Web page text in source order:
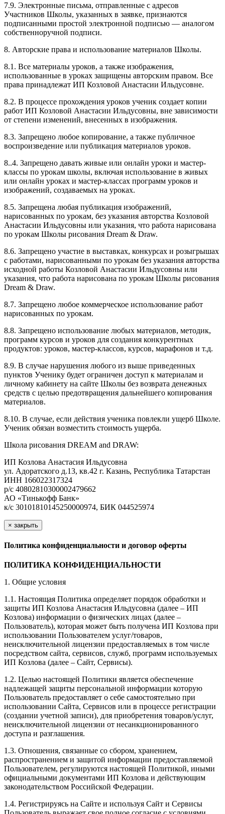
7.9. Электронные письма, отправленные с адресов
Участников Школы, указанных в заявке, признаются
подписанными простой электронной подписью — аналогом
собственноручной подписи.
8. Авторские права и использование материалов Школы.
8.1. Все материалы уроков, а также изображения,
использованные в уроках защищены авторским правом. Все
права принадлежат ИП Козловой Анастасии Ильдусовне.
8.2. В процессе прохождения уроков ученик создает копии
работ ИП Козловой Анастасии Ильдусовны, вне зависимости
от степени изменений, внесенных в изображения.
8.3. Запрещено любое копирование, а также публичное
воспроизведение или публикация материалов уроков.
8..4. Запрещено давать живые или онлайн уроки и мастер-
классы по урокам школы, включая использование в живых
или онлайн уроках и мастер-классах программ уроков и
изображений, создаваемых на уроках.
8.5. Запрещена любая публикация изображений,
нарисованных по урокам, без указания авторства Козловой
Анастасии Ильдусовны или указания, что работа нарисована
по урокам Школы рисования Dream & Draw.
8.6. Запрещено участие в выставках, конкурсах и розыгрышах
с работами, нарисованными по урокам без указания авторства
исходной работы Козловой Анастасии Ильдусовны или
указания, что работа нарисована по урокам Школы рисования
Dream & Draw.
8.7. Запрещено любое коммерческое использование работ
нарисованных по урокам.
8.8. Запрещено использование любых материалов, методик,
программ курсов и уроков для создания конкурентных
продуктов: уроков, мастер-классов, курсов, марафонов и т.д.
8.9. В случае нарушения любого из выше приведенных
пунктов Ученику будет ограничен доступ к материалам и
личному кабинету на сайте Школы без возврата денежных
средств с целью предотвращения дальнейшего копирования
материалов.
8.10. В случае, если действия ученика повлекли ущерб Школе.
Ученик обязан возместить стоимость ущерба.
Школа рисования DREAM and DRAW:
ИП Козлова Анастасия Ильдусовна
ул. Адоратского д.13, кв.42 г. Казань, Республика Татарстан
ИНН 166022317324
р/с 40802810300002479662
АО «Тинькофф Банк»
к/с 30101810145250000974, БИК 044525974
× закрыть
Политика конфиденциальности и договор оферты
ПОЛИТИКА КОНФИДЕНЦИАЛЬНОСТИ
1. Общие условия
1.1. Настоящая Политика определяет порядок обработки и
защиты ИП Козлова Анастасия Ильдусовна (далее – ИП
Козлова) информации о физических лицах (далее –
Пользователь), которая может быть получена ИП Козлова при
использовании Пользователем услуг/товаров,
неисключительной лицензии предоставляемых в том числе
посредством сайта, сервисов, служб, программ используемых
ИП Козлова (далее – Сайт, Сервисы).
1.2. Целью настоящей Политики является обеспечение
надлежащей защиты персональной информации которую
Пользователь предоставляет о себе самостоятельно при
использовании Сайта, Сервисов или в процессе регистрации
(создании учетной записи), для приобретения товаров/услуг,
неисключительной лицензии от несанкционированного
доступа и разглашения.
1.3. Отношения, связанные со сбором, хранением,
распространением и защитой информации предоставляемой
Пользователем, регулируются настоящей Политикой, иными
официальными документами ИП Козловa и действующим
законодательством Российской Федерации.
1.4. Регистрируясь на Сайте и используя Сайт и Сервисы